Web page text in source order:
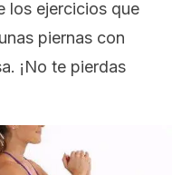
los ejercicios que
piernas con
¡No te pierdas